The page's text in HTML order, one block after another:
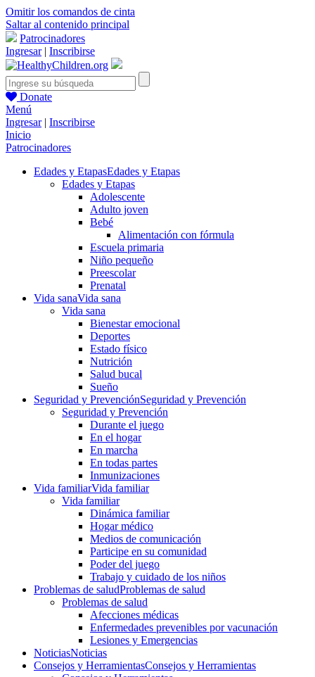
Omitir los comandos de cinta
Saltar al contenido principal
Patrocinadores
Ingresar| Inscribirse
Donate
Menú
Ingresar| Inscribirse
Inicio
Patrocinadores
Edades y EtapasEdades y Etapas
Edades y Etapas
Adolescente
Adulto joven
Bebé
Alimentación con fórmula
Escuela primaria
Niño pequeño
Preescolar
Prenatal
Vida sanaVida sana
Vida sana
Bienestar emocional
Deportes
Estado físico
Nutrición
Salud bucal
Sueño
Seguridad y PrevenciónSeguridad y Prevención
Seguridad y Prevención
Durante el juego
En el hogar
En marcha
En todas partes
Inmunizaciones
Vida familiarVida familiar
Vida familiar
Dinámica familiar
Hogar médico
Medios de comunicación
Participe en su comunidad
Poder del juego
Trabajo y cuidado de los niños
Problemas de saludProblemas de salud
Problemas de salud
Afecciones médicas
Enfermedades prevenibles por vacunación
Lesiones y Emergencias
NoticiasNoticias
Consejos y HerramientasConsejos y Herramientas